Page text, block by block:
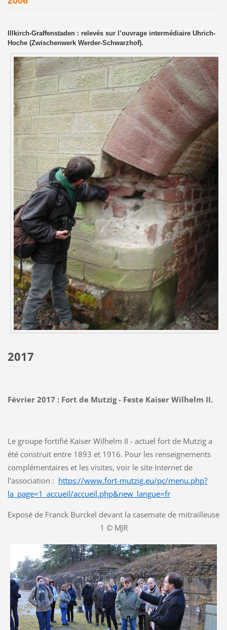
Illkirch-Graffenstaden : relevés sur l’ouvrage intermédiaire Uhrich-
Hoche (Zwischenwerk Werder-Schwarzhof).
2017
Février 2017 : Fort de Mutzig - Feste Kaiser Wilhelm II.
Le groupe fortifié Kaiser Wilhelm II - actuel fort de Mutzig a
été construit entre 1893 et 1916. Pour les renseignements
complémentaires et les visites, voir le site Internet de
l'association : https://www.fort-mutzig.eu/pc/menu.php?
la_page=1_accueil/accueil.php&new_langue=fr
Exposé de Franck Burckel devant la casemate de mitrailleuse
1 © MJR